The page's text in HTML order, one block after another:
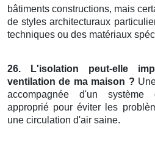
bâtiments constructions, mais
de styles architecturaux
techniques ou des matériaux
26. L'isolation peut-elle
ventilation de ma maison ?
accompagnée d'un système
approprié pour éviter les
une circulation d'air saine.